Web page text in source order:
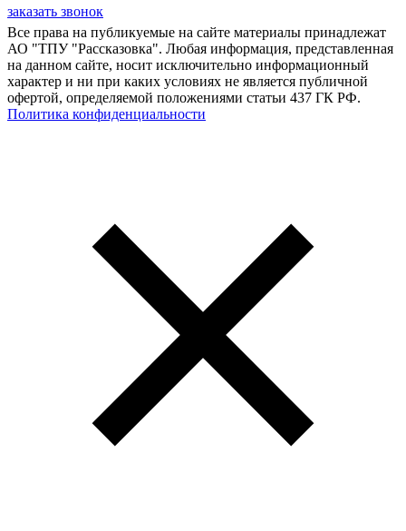
заказать звонок
Все права на публикуемые на сайте материалы принадлежат
АО "ТПУ "Рассказовка". Любая информация, представленная
на данном сайте, носит исключительно информационный
характер и ни при каких условиях не является публичной
офертой, определяемой положениями статьи 437 ГК РФ.
Политика конфиденциальности